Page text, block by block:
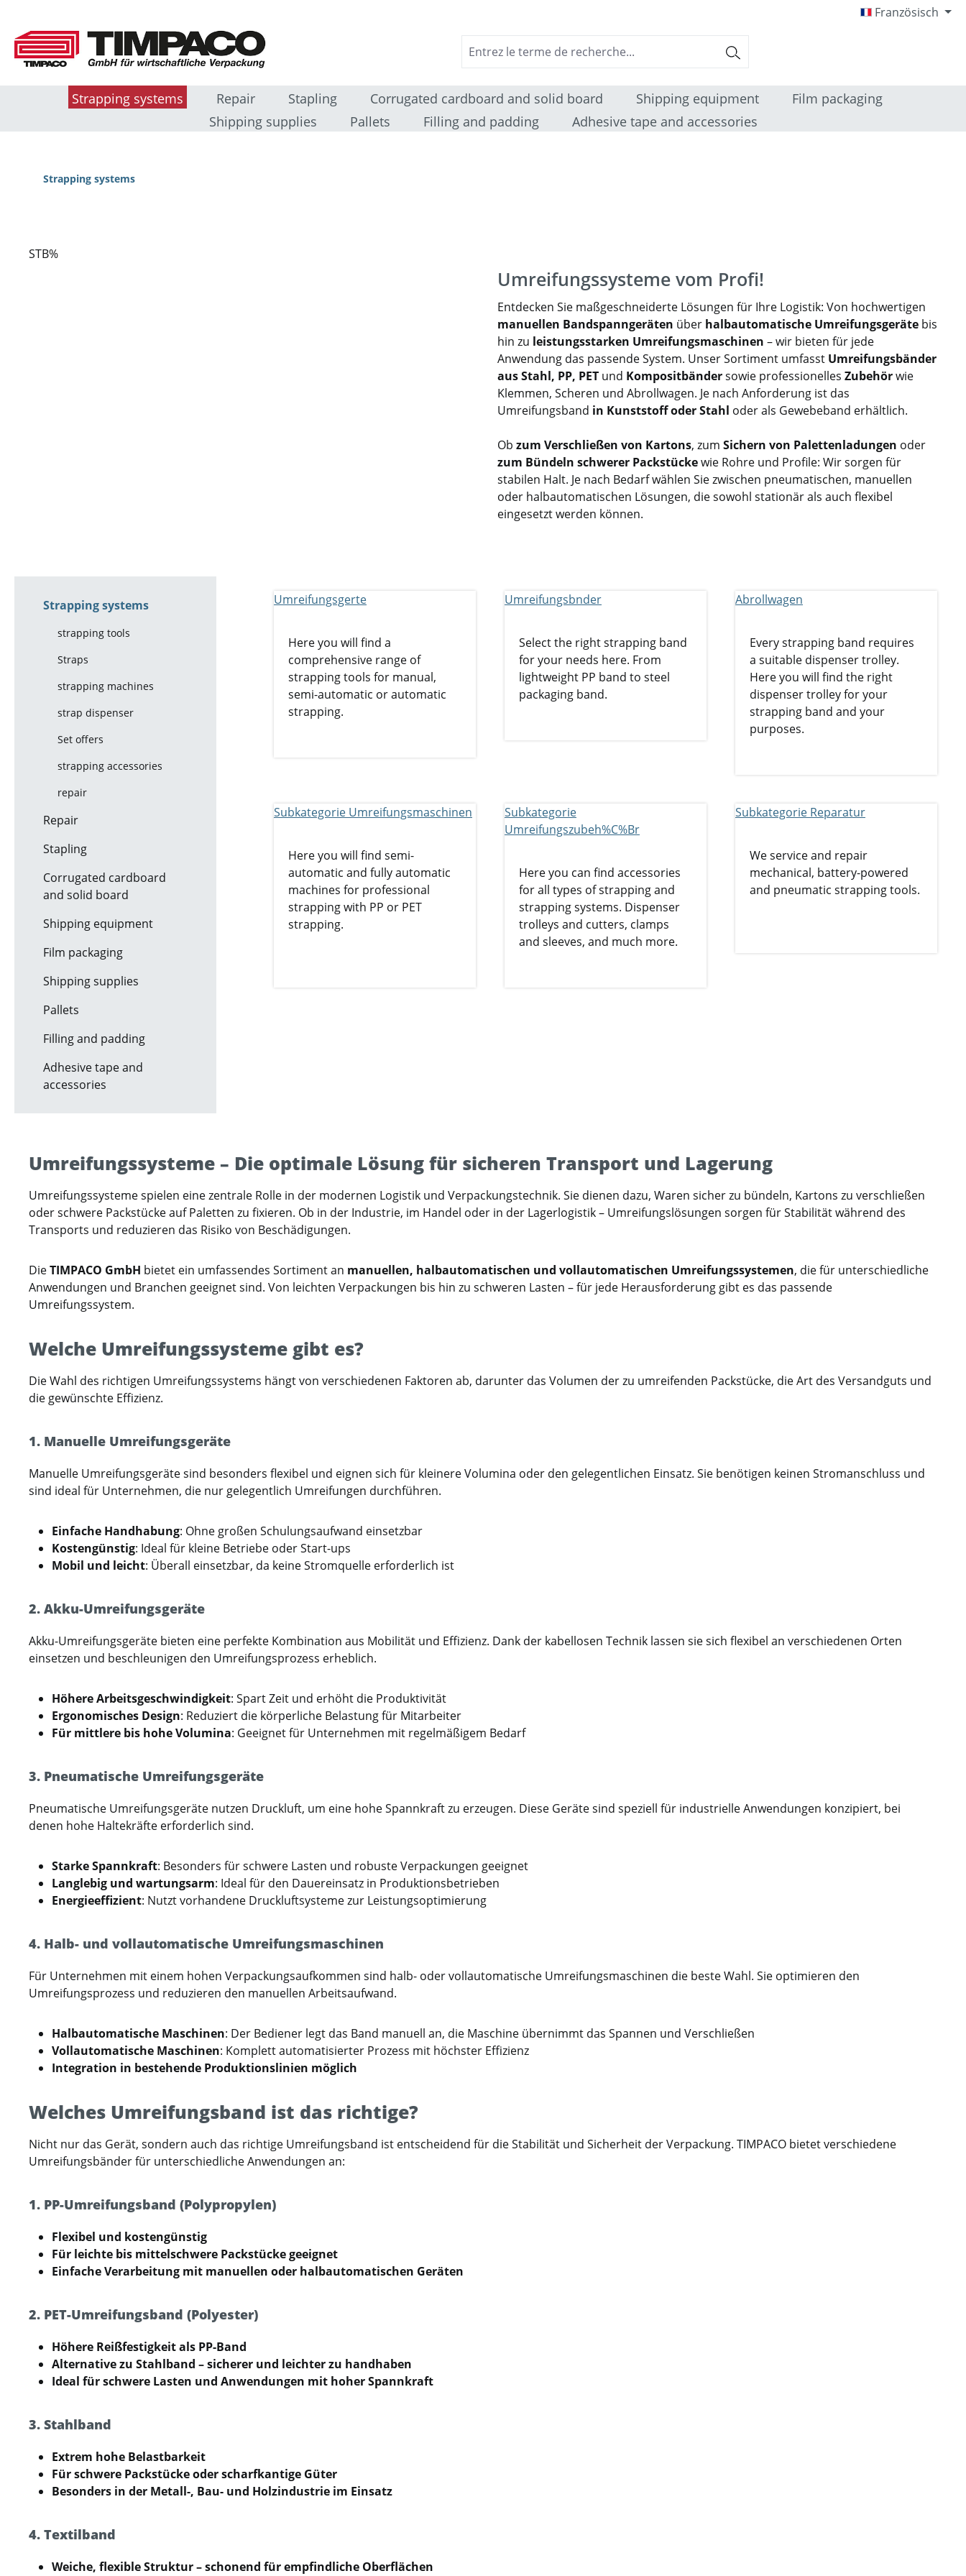
Französisch
Strapping systems Repair Stapling Corrugated cardboard and solid board Shipping equipment
Film packaging
Shipping supplies
Pallets Filling and padding Adhesive tape and accessories
Strapping systems
Umreifungssysteme vom Profi!
Entdecken Sie maßgeschneiderte Lösungen für Ihre Logistik: Von hochwertigen
manuellen Bandspanngeräten über halbautomatische Umreifungsgeräte bis
hin zu leistungsstarken Umreifungsmaschinen – wir bieten für jede
Anwendung das passende System. Unser Sortiment umfasst Umreifungsbänder
aus Stahl, PP, PET und Kompositbändersowie professionelles Zubehörwie
Klemmen, Scheren und Abrollwagen. Je nach Anforderung ist das
Umreifungsband in Kunststoff oder Stahl oder als Gewebeband erhältlich.
Ob zum Verschließen von Kartons, zum Sichern von Palettenladungen oder
zum Bündeln schwerer Packstückewie Rohre und Profile: Wir sorgen für
stabilen Halt. Je nach Bedarf wählen Sie zwischen pneumatischen, manuellen
oder halbautomatischen Lösungen, die sowohl stationär als auch flexibel
eingesetzt werden können.
Strapping systems
strapping tools
Straps
strapping machines
strap dispenser
Set offers
strapping accessories
repair
Repair
Stapling
Corrugated cardboard
and solid board
Shipping equipment
Film packaging
Shipping supplies
Pallets
Filling and padding
Adhesive tape and
accessories
Here you will find a
comprehensive range of
strapping tools for manual,
semi-automatic or automatic
strapping.
Select the right strapping band
for your needs here. From
lightweight PP band to steel
packaging band.
Every strapping band requires
a suitable dispenser trolley.
Here you will find the right
dispenser trolley for your
strapping band and your
purposes.
Here you will find semi-
automatic and fully automatic
machines for professional
strapping with PP or PET
strapping.
Here you can find accessories
for all types of strapping and
strapping systems. Dispenser
trolleys and cutters, clamps
and sleeves, and much more.
We service and repair
mechanical, battery-powered
and pneumatic strapping tools.
Umreifungssysteme – Die optimale Lösung für sicheren Transport und Lagerung
Umreifungssysteme spielen eine zentrale Rolle in der modernen Logistik und Verpackungstechnik. Sie dienen dazu, Waren sicher zu bündeln, Kartons zu verschließen
oder schwere Packstücke auf Paletten zu fixieren. Ob in der Industrie, im Handel oder in der Lagerlogistik – Umreifungslösungen sorgen für Stabilität während des
Transports und reduzieren das Risiko von Beschädigungen.
DieTIMPACO GmbH bietet ein umfassendes Sortiment an manuellen, halbautomatischen und vollautomatischen Umreifungssystemen, die für unterschiedliche
Anwendungen und Branchen geeignet sind. Von leichten Verpackungen bis hin zu schweren Lasten – für jede Herausforderung gibt es das passende
Umreifungssystem.
Welche Umreifungssysteme gibt es?
Die Wahl des richtigen Umreifungssystems hängt von verschiedenen Faktoren ab, darunter das Volumen der zu umreifenden Packstücke, die Art des Versandguts und
die gewünschte Effizienz.
1. Manuelle Umreifungsgeräte
Manuelle Umreifungsgeräte sind besonders flexibel und eignen sich für kleinere Volumina oder den gelegentlichen Einsatz. Sie benötigen keinen Stromanschluss und
sind ideal für Unternehmen, die nur gelegentlich Umreifungen durchführen.
Einfache Handhabung: Ohne großen Schulungsaufwand einsetzbar
Kostengünstig: Ideal für kleine Betriebe oder Start-ups
Mobil und leicht: Überall einsetzbar, da keine Stromquelle erforderlich ist
2. Akku-Umreifungsgeräte
Akku-Umreifungsgeräte bieten eine perfekte Kombination aus Mobilität und Effizienz. Dank der kabellosen Technik lassen sie sich flexibel an verschiedenen Orten
einsetzen und beschleunigen den Umreifungsprozess erheblich.
Höhere Arbeitsgeschwindigkeit: Spart Zeit und erhöht die Produktivität
Ergonomisches Design: Reduziert die körperliche Belastung für Mitarbeiter
Für mittlere bis hohe Volumina: Geeignet für Unternehmen mit regelmäßigem Bedarf
3. Pneumatische Umreifungsgeräte
Pneumatische Umreifungsgeräte nutzen Druckluft, um eine hohe Spannkraft zu erzeugen. Diese Geräte sind speziell für industrielle Anwendungen konzipiert, bei
denen hohe Haltekräfte erforderlich sind.
Starke Spannkraft: Besonders für schwere Lasten und robuste Verpackungen geeignet
Langlebig und wartungsarm: Ideal für den Dauereinsatz in Produktionsbetrieben
Energieeffizient: Nutzt vorhandene Druckluftsysteme zur Leistungsoptimierung
4. Halb- und vollautomatische Umreifungsmaschinen
Für Unternehmen mit einem hohen Verpackungsaufkommen sind halb- oder vollautomatische Umreifungsmaschinen die beste Wahl. Sie optimieren den
Umreifungsprozess und reduzieren den manuellen Arbeitsaufwand.
Halbautomatische Maschinen: Der Bediener legt das Band manuell an, die Maschine übernimmt das Spannen und Verschließen
Vollautomatische Maschinen: Komplett automatisierter Prozess mit höchster Effizienz
Integration in bestehende Produktionslinien möglich
Welches Umreifungsband ist das richtige?
Nicht nur das Gerät, sondern auch das richtige Umreifungsband ist entscheidend für die Stabilität und Sicherheit der Verpackung. TIMPACO bietet verschiedene
Umreifungsbänder für unterschiedliche Anwendungen an:
1. PP-Umreifungsband (Polypropylen)
Flexibel und kostengünstig
Für leichte bis mittelschwere Packstücke geeignet
Einfache Verarbeitung mit manuellen oder halbautomatischen Geräten
2. PET-Umreifungsband (Polyester)
Höhere Reißfestigkeit als PP-Band
Alternative zu Stahlband – sicherer und leichter zu handhaben
Ideal für schwere Lasten und Anwendungen mit hoher Spannkraft
3. Stahlband
Extrem hohe Belastbarkeit
Für schwere Packstücke oder scharfkantige Güter
Besonders in der Metall-, Bau- und Holzindustrie im Einsatz
4. Textilband
Weiche, flexible Struktur – schonend für empfindliche Oberflächen